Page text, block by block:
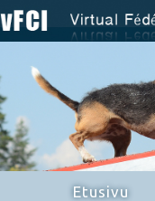
Etusivu